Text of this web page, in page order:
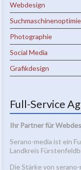
Webdesign
Photographie
Social Media
Grafikdesign
Full-Service
Ihr Partner für
Serano-media ist ein
Landkreis
Die Stärke von